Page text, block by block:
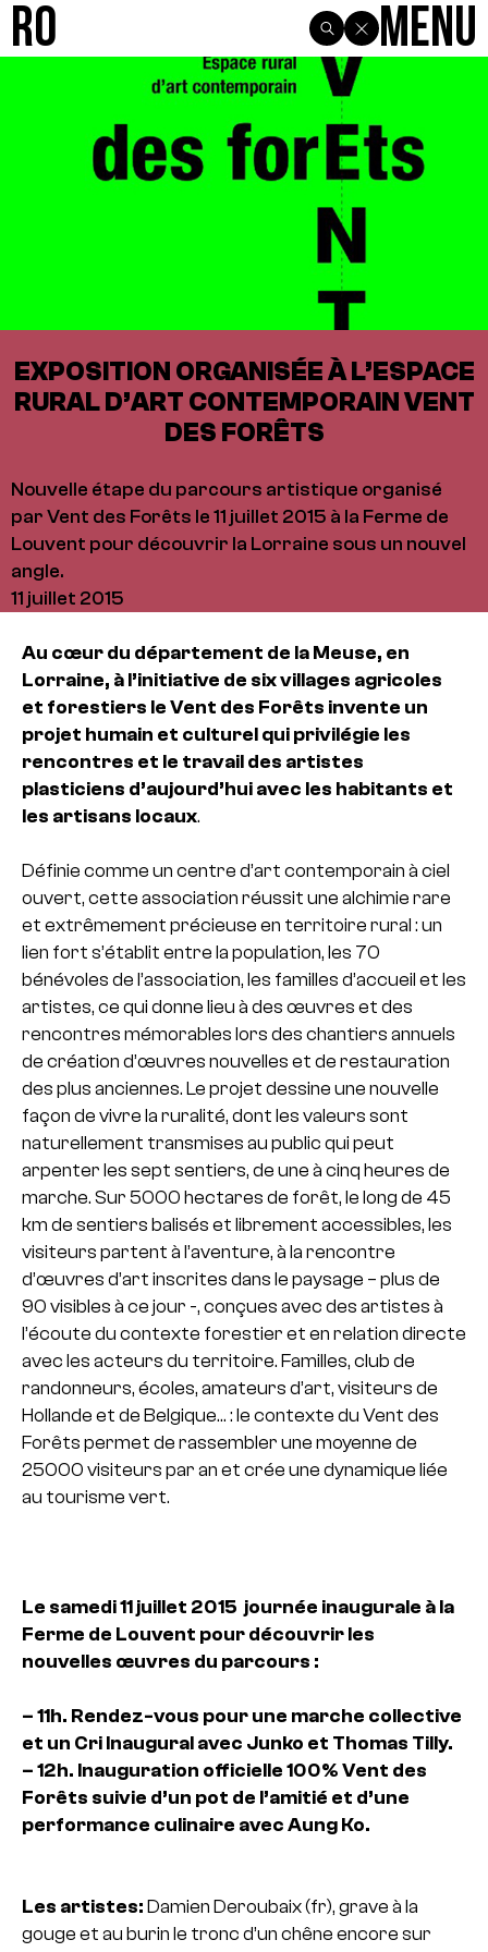
R0 Menu
EXPOSITION ORGANISÉE À L’ESPACE
RURAL D’ART CONTEMPORAIN VENT
DES FORÊTS
Nouvelle étape du parcours artistique organisé
par Vent des Forêts le 11 juillet 2015 à la Ferme de
Louvent pour découvrir la Lorraine sous un nouvel
angle.
11 juillet 2015
Au cœur du département de la Meuse, en
Lorraine, à l’initiative de six villages agricoles
et forestiers le Vent des Forêts invente un
projet humain et culturel qui privilégie les
rencontres et le travail des artistes
plasticiens d’aujourd’hui avec les habitants et
les artisans locaux.
Définie comme un centre d’art contemporain à ciel
ouvert, cette association réussit une alchimie rare
et extrêmement précieuse en territoire rural : un
lien fort s’établit entre la population, les 70
bénévoles de l’association, les familles d’accueil et les
artistes, ce qui donne lieu à des œuvres et des
rencontres mémorables lors des chantiers annuels
de création d’œuvres nouvelles et de restauration
des plus anciennes. Le projet dessine une nouvelle
façon de vivre la ruralité, dont les valeurs sont
naturellement transmises au public qui peut
arpenter les sept sentiers, de une à cinq heures de
marche. Sur 5000 hectares de forêt, le long de 45
km de sentiers balisés et librement accessibles, les
visiteurs partent à l’aventure, à la rencontre
d’œuvres d’art inscrites dans le paysage – plus de
90 visibles à ce jour -, conçues avec des artistes à
l’écoute du contexte forestier et en relation directe
avec les acteurs du territoire. Familles, club de
randonneurs, écoles, amateurs d’art, visiteurs de
Hollande et de Belgique… : le contexte du Vent des
Forêts permet de rassembler une moyenne de
25000 visiteurs par an et crée une dynamique liée
au tourisme vert.
Le samedi 11 juillet 2015 journée inaugurale à la
Ferme de Louvent pour découvrir les
nouvelles œuvres du parcours :
– 11h. Rendez-vous pour une marche collective
et un Cri Inaugural avec Junko et Thomas Tilly.
– 12h. Inauguration officielle 100% Vent des
Forêts suivie d’un pot de l’amitié et d’une
performance culinaire avec Aung Ko.
Les artistes: Damien Deroubaix (fr), grave à la
gouge et au burin le tronc d’un chêne encore sur